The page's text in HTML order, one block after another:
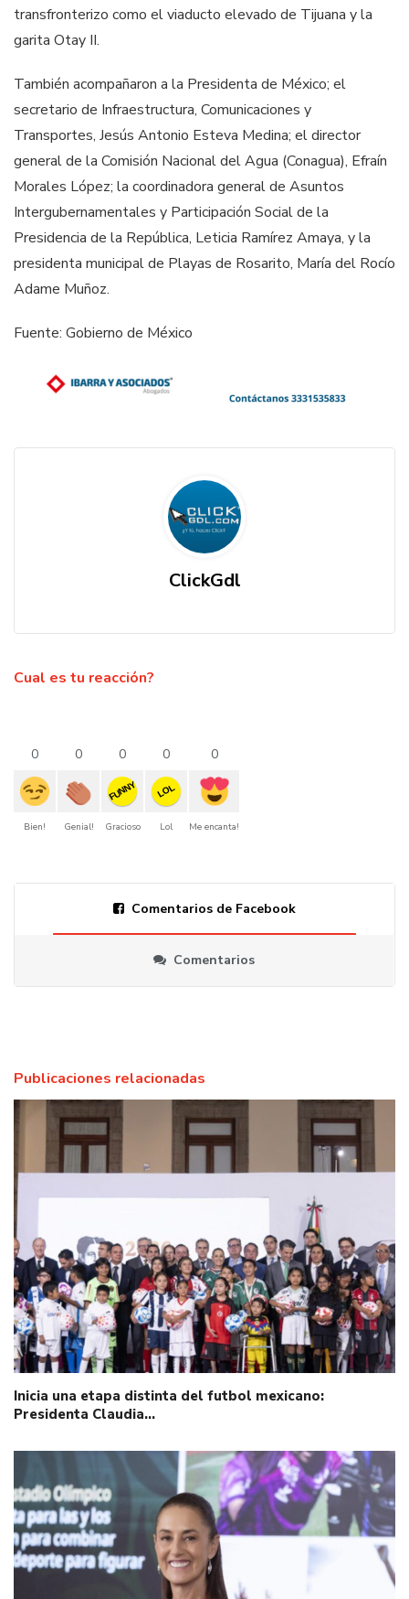
transfronterizo como el viaducto elevado de Tijuana y la
garita Otay II.
También acompañaron a la Presidenta de México; el
secretario de Infraestructura, Comunicaciones y
Transportes, Jesús Antonio Esteva Medina; el director
general de la Comisión Nacional del Agua (Conagua), Efraín
Morales López; la coordinadora general de Asuntos
Intergubernamentales y Participación Social de la
Presidencia de la República, Leticia Ramírez Amaya, y la
presidenta municipal de Playas de Rosarito, María del Rocío
Adame Muñoz.
Fuente: Gobierno de México
ClickGdl
Cual es tu reacción?
0
Bien!
0
Genial!
0
FUNNY
Gracioso
0
LOL
Lol
0
Me encanta!
Comentarios de Facebook
Comentarios
Publicaciones relacionadas
Inicia una etapa distinta del futbol mexicano:
Presidenta Claudia…